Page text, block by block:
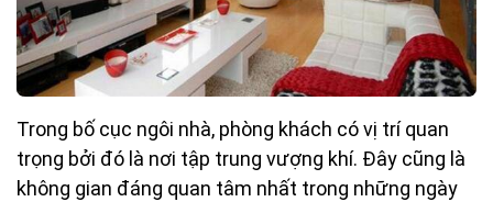
Trong bố cục ngôi nhà, phòng khách có vị trí quan
trọng bởi đó là nơi tập trung vượng khí. Đây cũng là
không gian đáng quan tâm nhất trong những ngày